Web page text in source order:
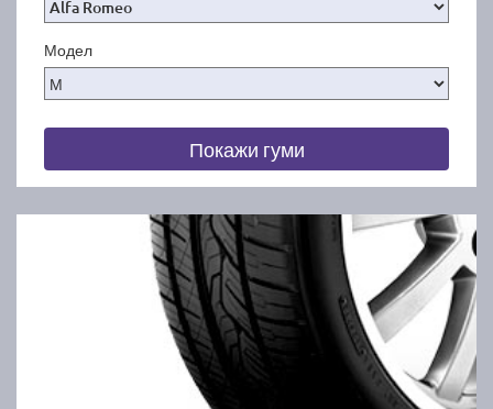
Модел
Покажи гуми